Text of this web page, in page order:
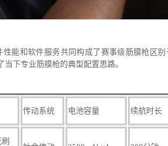
能和软件服务共同构成了赛事级筋膜枪区别
下专业筋膜枪的典型配置思路。
传动系统 电池容量 续航时长